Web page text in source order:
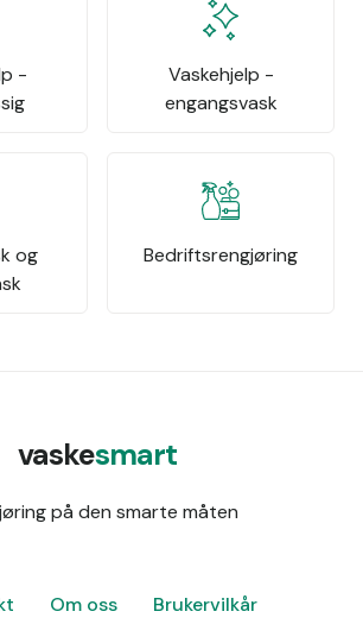
-
Vaskehjelp -
engangsvask
og
Bedriftsrengjøring
vaskesmart
på den smarte måten
Om oss Brukervilkår